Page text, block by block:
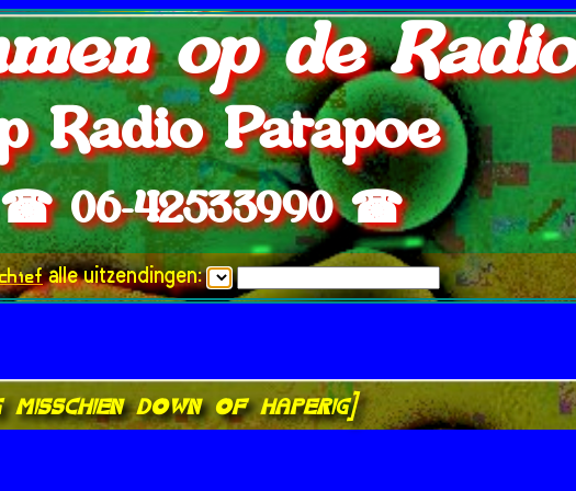
op de Radio
Radio Patapoe
☎ 06-42533990 ☎
alle uitzendingen:
down of haperig]